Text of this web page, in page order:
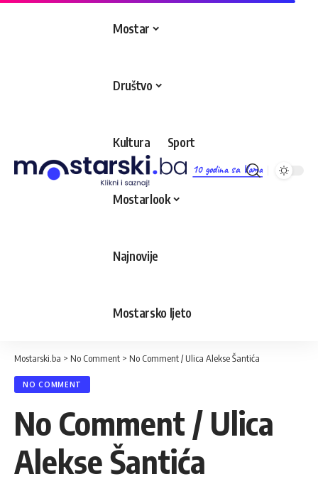
10 godina sa Vama
Mostar
Društvo
Kultura Sport
Mostarlook
Najnovije
Mostarsko ljeto
Mostarski.ba > No Comment > No Comment / Ulica Alekse Šantića
NO COMMENT
No Comment / Ulica
Alekse Šantića